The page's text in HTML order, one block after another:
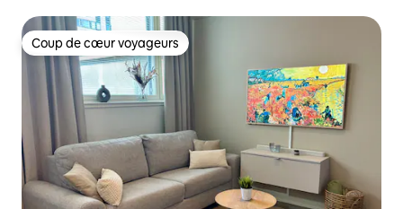
Coup de cœur voyageurs
Coup de cœur voyageurs